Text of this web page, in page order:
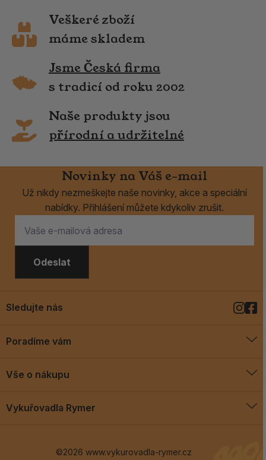
Veškeré zboží
máme skladem
Jsme Česká firma
s tradicí od roku 2002
Naše produkty jsou
přírodní a udržitelné
Novinky na Váš e-mail
Už nikdy nezmeškejte naše novinky, akce a speciální
nabídky. Přihlášení můžete kdykoliv zrušit.
Odeslat
Poradíme vám
Blog
Vše o nákupu
Vykuřovadla Rymer
Sledujte nás
©2026 www.vykurovadla-rymer.cz